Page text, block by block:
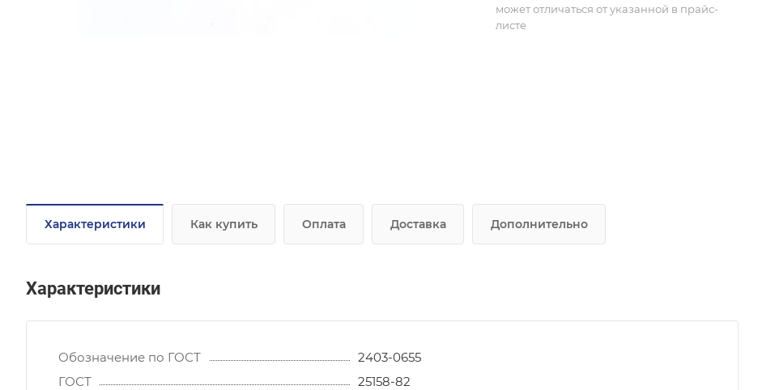
может отличаться от указанной в прайс-
листе
Характеристики Как купить Оплата Доставка Дополнительно
Характеристики
Обозначение по ГОСТ
2403-0655
ГОСТ
25158-82